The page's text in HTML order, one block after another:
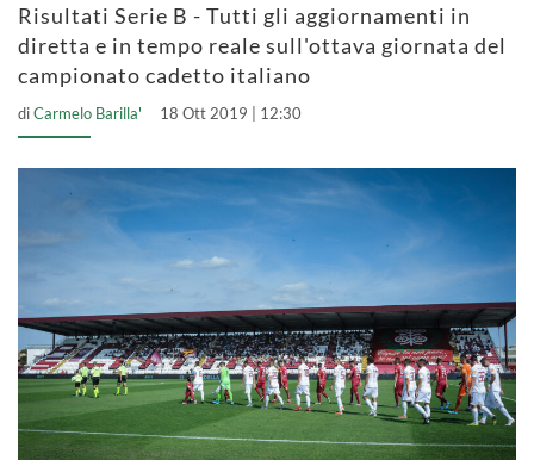
Risultati Serie B - Tutti gli aggiornamenti in
diretta e in tempo reale sull'ottava giornata del
campionato cadetto italiano
diCarmelo Barilla' 18 Ott 2019 | 12:30